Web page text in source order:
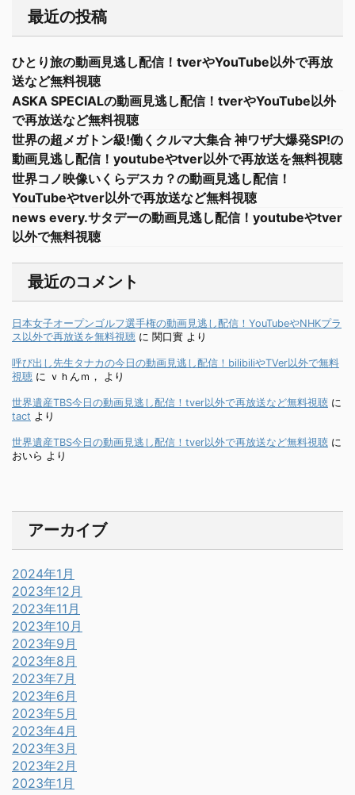
最近の投稿
ひとり旅の動画見逃し配信！tverやYouTube以外で再放
送など無料視聴
ASKA SPECIALの動画見逃し配信！tverやYouTube以外
で再放送など無料視聴
世界の超メガトン級!働くクルマ大集合 神ワザ大爆発SP!の
動画見逃し配信！youtubeやtver以外で再放送を無料視聴
世界コノ映像いくらデスカ？の動画見逃し配信！
YouTubeやtver以外で再放送など無料視聴
news every.サタデーの動画見逃し配信！youtubeやtver
以外で無料視聴
最近のコメント
日本女子オープンゴルフ選手権の動画見逃し配信！YouTubeやNHKプラ
ス以外で再放送を無料視聴 に 関口實 より
呼び出し先生タナカの今日の動画見逃し配信！bilibiliやTVer以外で無料
視聴 に ｖｈんｍ， より
世界遺産TBS今日の動画見逃し配信！tver以外で再放送など無料視聴 に
tact より
世界遺産TBS今日の動画見逃し配信！tver以外で再放送など無料視聴 に
おいら より
アーカイブ
2024年1月
2023年12月
2023年11月
2023年10月
2023年9月
2023年8月
2023年7月
2023年6月
2023年5月
2023年4月
2023年3月
2023年2月
2023年1月